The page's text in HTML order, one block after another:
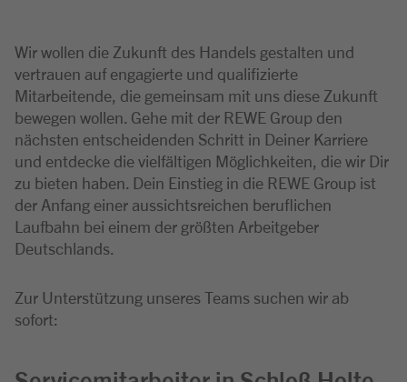
Wir wollen die Zukunft des Handels gestalten und
vertrauen auf engagierte und qualifizierte
Mitarbeitende, die gemeinsam mit uns diese Zukunft
bewegen wollen. Gehe mit der REWE Group den
nächsten entscheidenden Schritt in Deiner Karriere
und entdecke die vielfältigen Möglichkeiten, die wir Dir
zu bieten haben. Dein Einstieg in die REWE Group ist
der Anfang einer aussichtsreichen beruflichen
Laufbahn bei einem der größten Arbeitgeber
Deutschlands.
Zur Unterstützung unseres Teams suchen wir ab
sofort: